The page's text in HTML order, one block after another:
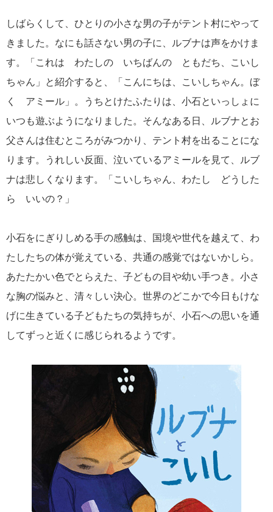
しばらくして、ひとりの小さな男の子がテント村にやって
きました。なにも話さない男の子に、ルブナは声をかけま
す。「これは わたしの いちばんの ともだち、こいし
ちゃん」と紹介すると、「こんにちは、こいしちゃん。ぼ
く アミール」。うちとけたふたりは、小石といっしょに
いつも遊ぶようになりました。そんなある日、ルブナとお
父さんは住むところがみつかり、テント村を出ることにな
ります。うれしい反面、泣いているアミールを見て、ルブ
ナは悲しくなります。「こいしちゃん、わたし どうした
ら いいの？」
小石をにぎりしめる手の感触は、国境や世代を越えて、わ
たしたちの体が覚えている、共通の感覚ではないかしら。
あたたかい色でとらえた、子どもの目や幼い手つき。小さ
な胸の悩みと、清々しい決心。世界のどこかで今日もけな
げに生きている子どもたちの気持ちが、小石への思いを通
してずっと近くに感じられるようです。